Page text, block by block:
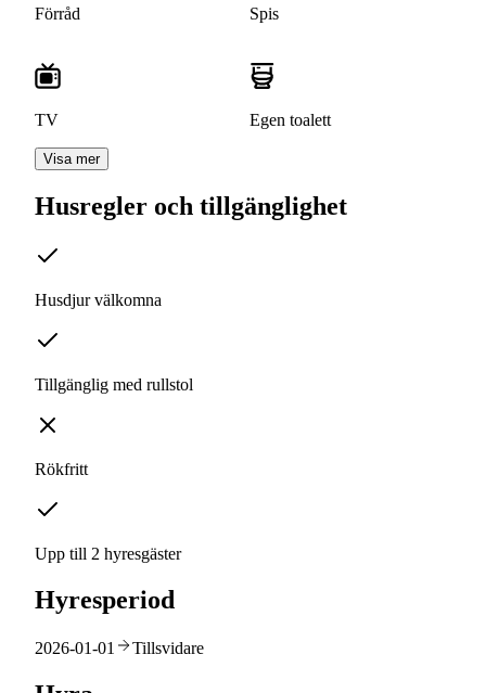
Förråd Spis
TV Egen toalett
Visa mer
Husregler och tillgänglighet
Husdjur välkomna
Tillgänglig med rullstol
Rökfritt
Upp till 2 hyresgäster
Hyresperiod
2026-01-01 Tillsvidare